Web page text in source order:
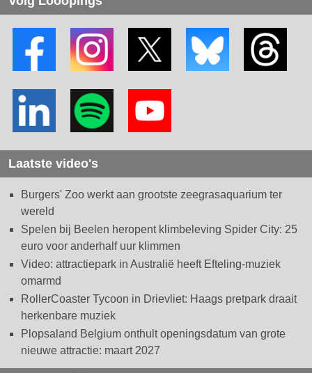
Laatste video's
Burgers' Zoo werkt aan grootste zeegrasaquarium ter
wereld
Spelen bij Beelen heropent klimbeleving Spider City: 25
euro voor anderhalf uur klimmen
Video: attractiepark in Australië heeft Efteling-muziek
omarmd
RollerCoaster Tycoon in Drievliet: Haags pretpark draait
herkenbare muziek
Plopsaland Belgium onthult openingsdatum van grote
nieuwe attractie: maart 2027